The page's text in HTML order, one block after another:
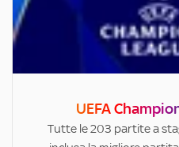
UEFA
Tutte le 203 partite a